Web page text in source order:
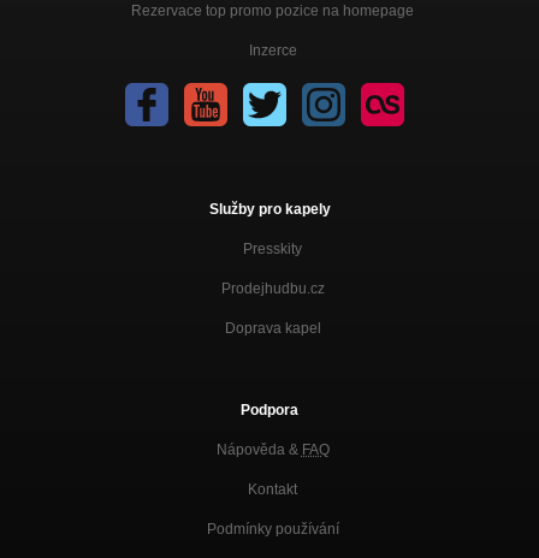
Rezervace top promo pozice na homepage
Inzerce
Služby pro kapely
Presskity
Prodejhudbu.cz
Doprava kapel
Podpora
Nápověda & FAQ
Kontakt
Podmínky používání